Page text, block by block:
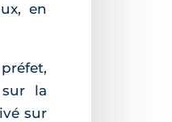
en
la
sur